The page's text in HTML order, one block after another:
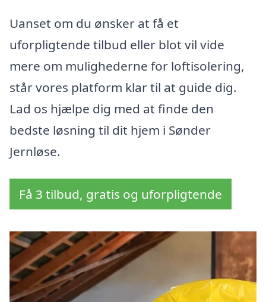
Uanset om du ønsker at få et
uforpligtende tilbud eller blot vil vide
mere om mulighederne for loftisolering,
står vores platform klar til at guide dig.
Lad os hjælpe dig med at finde den
bedste løsning til dit hjem i Sønder
Jernløse.
Få 3 tilbud, gratis og uforpligtende